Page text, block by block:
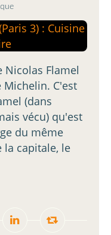
Nicolas Flamel
Michelin. C'est
(dans
vécu) qu'est
du même
capitale, le